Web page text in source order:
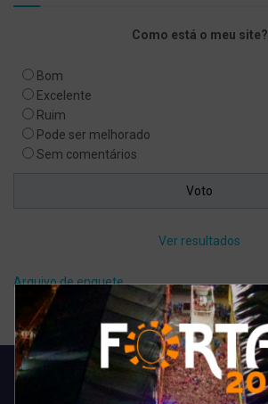
Como está o meu site?
Bom
Excelente
Ruim
Pode ser melhorado
Sem comentários
Ver resultados
Arquivo de enquete